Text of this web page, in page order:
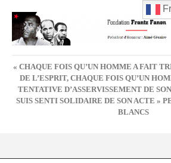
« CHAQUE FOIS QU’UN HOMME A FAIT
DE L’ESPRIT, CHAQUE FOIS QU’UN
TENTATIVE D’ASSERVISSEMENT DE
SUIS SENTI SOLIDAIRE DE SON ACTE »
BLANCS